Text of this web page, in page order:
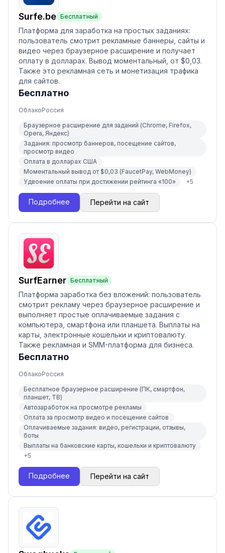
Surfe.be Бесплатный
Платформа для заработка на простых заданиях:
пользователь смотрит рекламные баннеры, сайты и
видео через браузерное расширение и получает
оплату в долларах. Вывод моментальный, от $0,03.
Также это рекламная сеть и монетизация трафика
для сайтов.
Бесплатно
ОблакоРоссия
Браузерное расширение для заданий (Chrome, Firefox,
Opera, Яндекс)
Задания: просмотр баннеров, посещение сайтов,
просмотр видео
Оплата в долларах США
Моментальный вывод от $0,03 (FaucetPay, WebMoney)
Удвоение оплаты при достижении рейтинга «100»
+5
Подробнее Перейти на сайт
SurfEarner Бесплатный
Платформа заработка без вложений: пользователь
смотрит рекламу через браузерное расширение и
выполняет простые оплачиваемые задания с
компьютера, смартфона или планшета. Выплаты на
карты, электронные кошельки и криптовалюту.
Также рекламная и SMM-платформа для бизнеса.
Бесплатно
ОблакоРоссия
Бесплатное браузерное расширение (ПК, смартфон,
планшет, ТВ)
Автозаработок на просмотре рекламы
Оплата за просмотр видео и посещение сайтов
Оплачиваемые задания: видео, регистрации, отзывы,
боты
Выплаты на банковские карты, кошельки и криптовалюту
+5
Подробнее Перейти на сайт